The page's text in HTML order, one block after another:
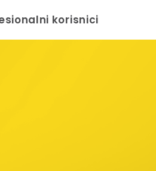
korisnici